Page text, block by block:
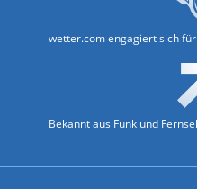
wetter.com engagiert sich
Bekannt aus Funk und